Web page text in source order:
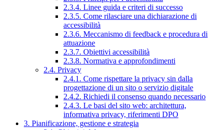
2.3.4. Linee guida e criteri di successo
2.3.5. Come rilasciare una dichiarazione di
accessibilità
2.3.6. Meccanismo di feedback e procedura di
attuazione
2.3.7. Obiettivi accessibilità
2.3.8. Normativa e approfondimenti
2.4. Privacy
2.4.1. Come rispettare la privacy sin dalla
progettazione di un sito o servizio digitale
2.4.2. Richiedi il consenso quando necessario
2.4.3. Le basi del sito web: architettura,
informativa privacy, riferimenti DPO
3. Pianificazione, gestione e strategia